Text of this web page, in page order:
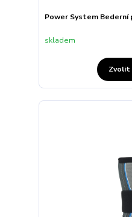
Power System Bederní
skladem
Zvolit